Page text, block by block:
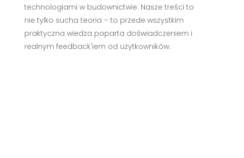
technologiami w budownictwie. Nasze treści to
nie tylko sucha teoria – to przede wszystkim
praktyczna wiedza poparta doświadczeniem i
realnym feedback'iem od użytkowników.